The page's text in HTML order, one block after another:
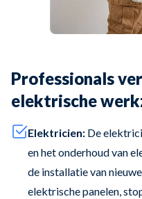
Professionals
elektrische
Elektricien: De
en het onderhoud van
de installatie van
elektrische panelen,